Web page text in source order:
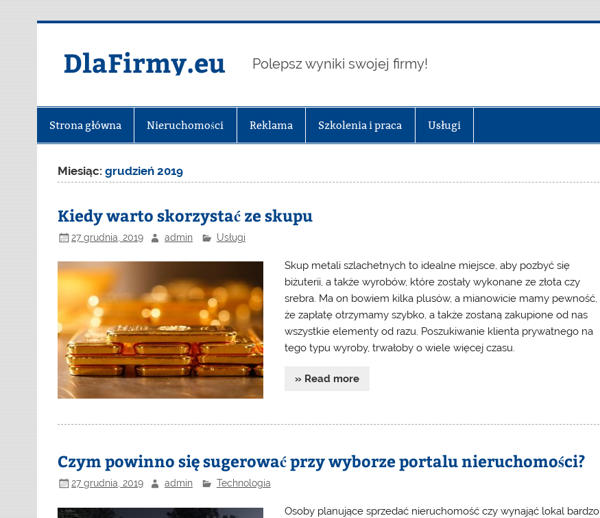
DlaFirmy.eu Polepsz wyniki swojej firmy!
Strona główna Nieruchomości Reklama Szkolenia i praca Usługi
Miesiąc:grudzień 2019
Kiedy warto skorzystać ze skupu
27 grudnia, 2019 admin Usługi
Skup metali szlachetnych to idealne miejsce, aby pozbyć się
biżuterii, a także wyrobów, które zostały wykonane ze złota czy
srebra. Ma on bowiem kilka plusów, a mianowicie mamy pewność,
że zapłatę otrzymamy szybko, a także zostaną zakupione od nas
wszystkie elementy od razu. Poszukiwanie klienta prywatnego na
tego typu wyroby, trwałoby o wiele więcej czasu.
» Read more
Czym powinno się sugerować przy wyborze portalu nieruchomości?
27 grudnia, 2019 admin Technologia
Osoby planujące sprzedać nieruchomość czy wynająć lokal bardzo